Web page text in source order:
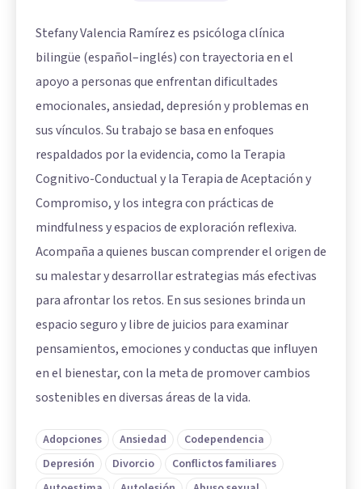
Stefany Valencia Ramírez es psicóloga clínica
bilingüe (español–inglés) con trayectoria en el
apoyo a personas que enfrentan dificultades
emocionales, ansiedad, depresión y problemas en
sus vínculos. Su trabajo se basa en enfoques
respaldados por la evidencia, como la Terapia
Cognitivo-Conductual y la Terapia de Aceptación y
Compromiso, y los integra con prácticas de
mindfulness y espacios de exploración reflexiva.
Acompaña a quienes buscan comprender el origen de
su malestar y desarrollar estrategias más efectivas
para afrontar los retos. En sus sesiones brinda un
espacio seguro y libre de juicios para examinar
pensamientos, emociones y conductas que influyen
en el bienestar, con la meta de promover cambios
sostenibles en diversas áreas de la vida.
Adopciones Ansiedad
Codependencia
Depresión
Divorcio
Conflictos familiares